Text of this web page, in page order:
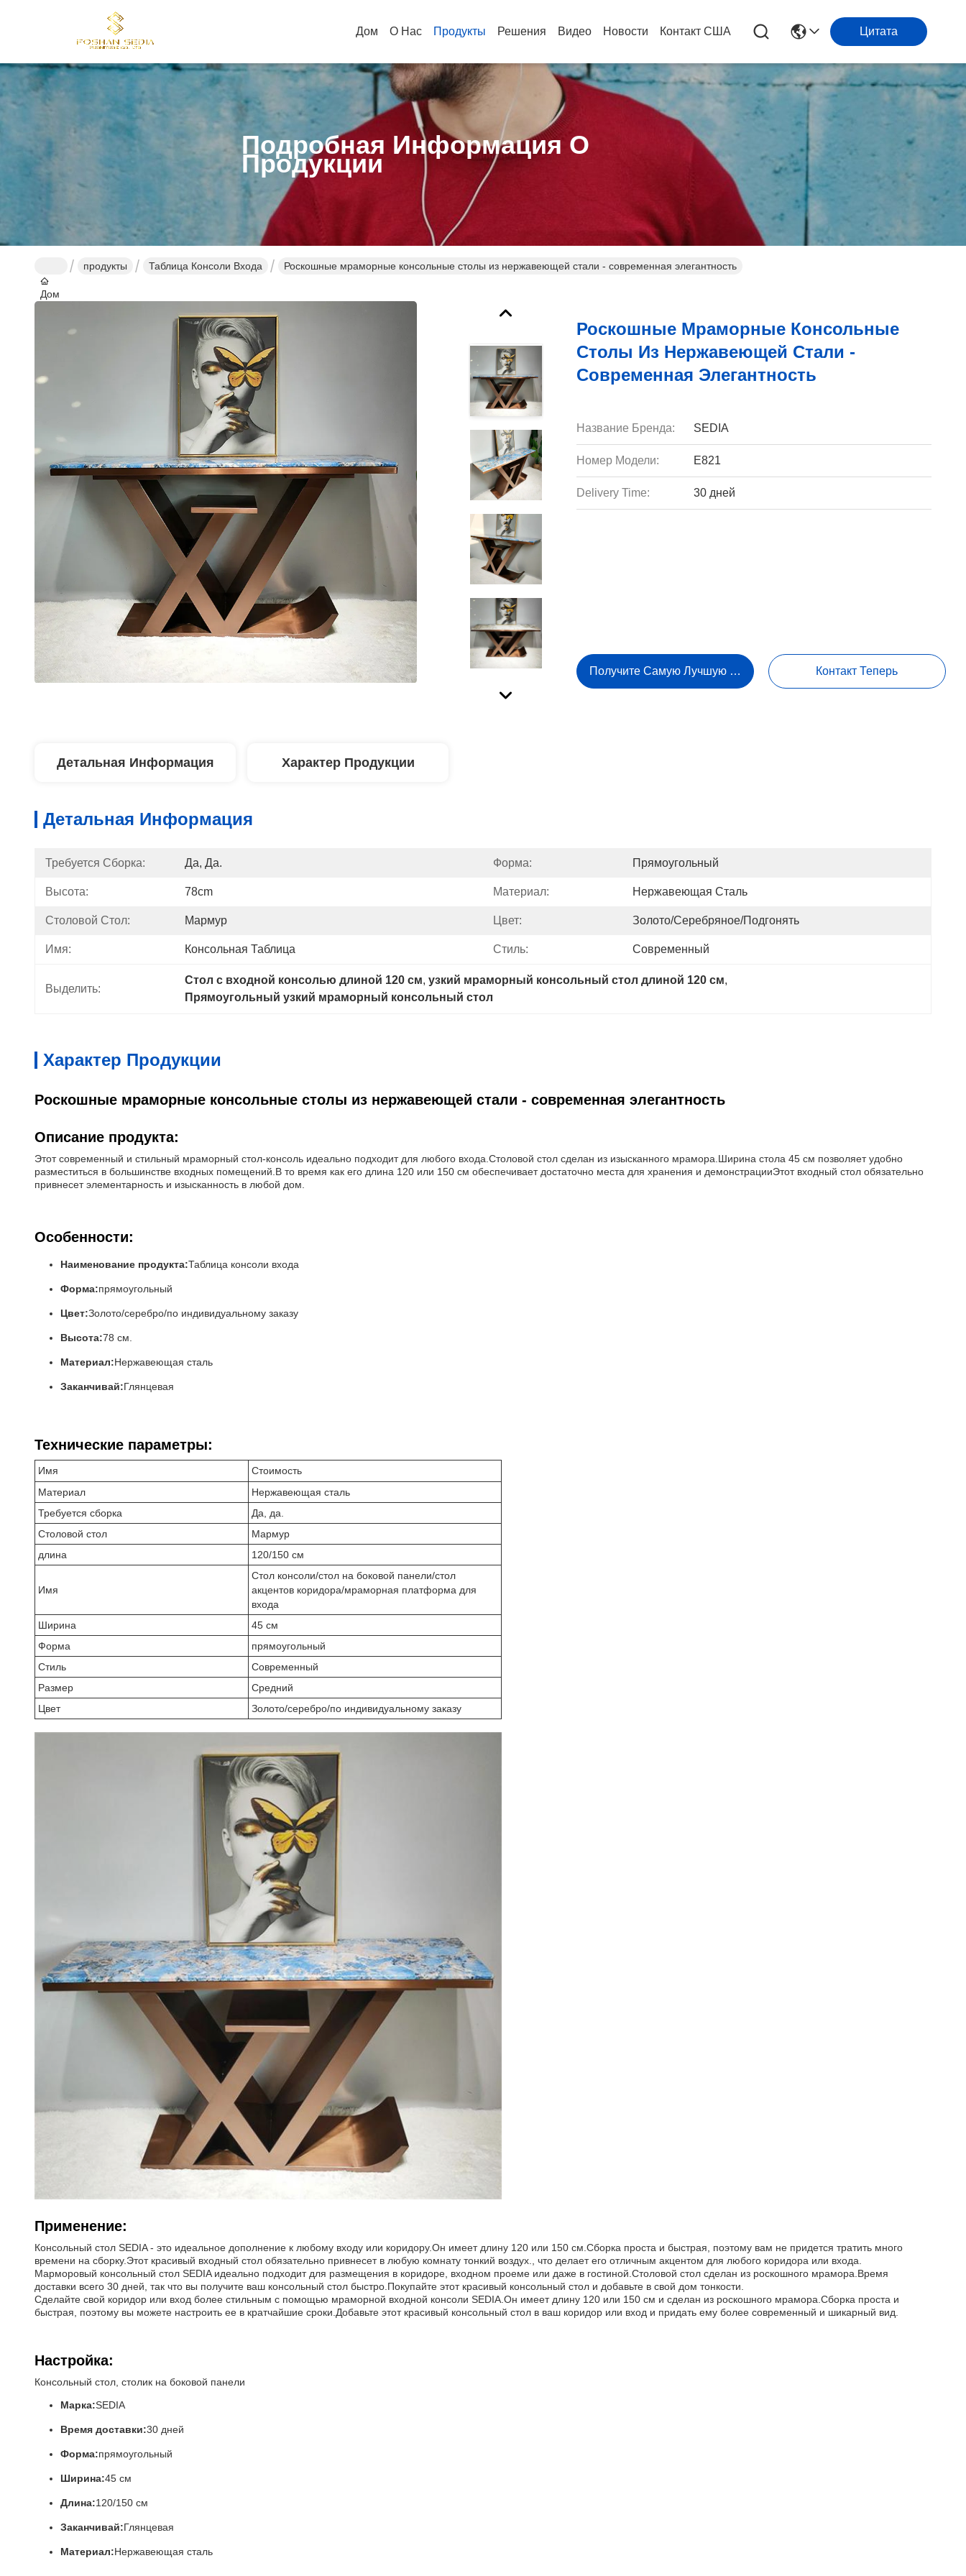
Дом О Нас Продукты Решения Видео Новости Контакт США Цитата
Подробная Информация О
Продукции
Дом
продукты Таблица Консоли Входа Роскошные мраморные консольные столы из нержавеющей стали - современная элегантность
Роскошные Мраморные Консольные
Столы Из Нержавеющей Стали -
Современная Элегантность
Название Бренда: SEDIA
Номер Модели: Е821
Delivery Time: 30 дней
Получите Самую Лучшую Цену Контакт Теперь
Детальная Информация Характер Продукции
Детальная Информация
Требуется Сборка: Да, Да. Форма: Прямоугольный
Высота: 78cm Материал: Нержавеющая Сталь
Столовой Стол: Мармур Цвет: Золото/серебряное/подгонять
Имя: Консольная Таблица Стиль: Современный
Выделить:
Стол с входной консолью длиной 120 см, узкий мраморный консольный стол длиной 120 см,
Прямоугольный узкий мраморный консольный стол
Характер Продукции
Роскошные мраморные консольные столы из нержавеющей стали - современная элегантность
Описание продукта:
Этот современный и стильный мраморный стол-консоль идеально подходит для любого входа.Столовой стол сделан из изысканного мрамора.Ширина стола 45 см позволяет удобно
разместиться в большинстве входных помещений.В то время как его длина 120 или 150 см обеспечивает достаточно места для хранения и демонстрацииЭтот входный стол обязательно
привнесет элементарность и изысканность в любой дом.
Особенности:
Наименование продукта:Таблица консоли входа
Форма:прямоугольный
Цвет:Золото/серебро/по индивидуальному заказу
Высота:78 см.
Материал:Нержавеющая сталь
Заканчивай:Глянцевая
Технические параметры:
Имя
Стоимость
Материал
Нержавеющая сталь
Требуется сборка
Да, да.
Столовой стол
Мармур
длина
120/150 см
Имя
Стол консоли/стол на боковой панели/стол
акцентов коридора/мраморная платформа для
входа
Ширина
45 см
Форма
прямоугольный
Стиль
Современный
Размер
Средний
Цвет
Золото/серебро/по индивидуальному заказу
Применение:
Консольный стол SEDIA - это идеальное дополнение к любому входу или коридору.Он имеет длину 120 или 150 см.Сборка проста и быстрая, поэтому вам не придется тратить много
времени на сборку.Этот красивый входный стол обязательно привнесет в любую комнату тонкий воздух., что делает его отличным акцентом для любого коридора или входа.
Марморовый консольный стол SEDIA идеально подходит для размещения в коридоре, входном проеме или даже в гостиной.Столовой стол сделан из роскошного мрамора.Время
доставки всего 30 дней, так что вы получите ваш консольный стол быстро.Покупайте этот красивый консольный стол и добавьте в свой дом тонкости.
Сделайте свой коридор или вход более стильным с помощью мраморной входной консоли SEDIA.Он имеет длину 120 или 150 см и сделан из роскошного мрамора.Сборка проста и
быстрая, поэтому вы можете настроить ее в кратчайшие сроки.Добавьте этот красивый консольный стол в ваш коридор или вход и придать ему более современный и шикарный вид.
Настройка:
Консольный стол, столик на боковой панели
Марка:SEDIA
Время доставки:30 дней
Форма:прямоугольный
Ширина:45 см
Длина:120/150 см
Заканчивай:Глянцевая
Материал:Нержавеющая сталь